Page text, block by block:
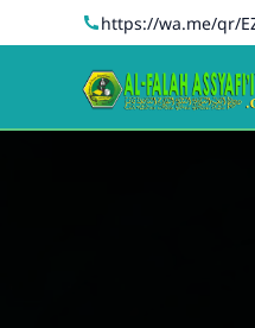
https://wa.me/qr/